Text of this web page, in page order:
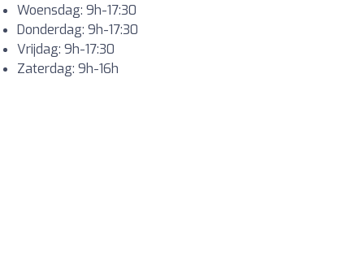
Woensdag: 9h-17:30
Donderdag: 9h-17:30
Vrijdag: 9h-17:30
Zaterdag: 9h-16h